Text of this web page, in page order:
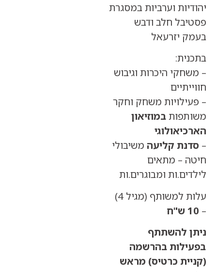
וערביות במסגרת
חלב ודבש
יזרעאל
היכרות וגיבוש
משחק וחקר
במוזיאון
קליעה משיבולי
– מתאים
ומבוגרים.ות
עלות למשותף (מגיל 4)
להשתתף
בהרשמה
כרטיס) מראש